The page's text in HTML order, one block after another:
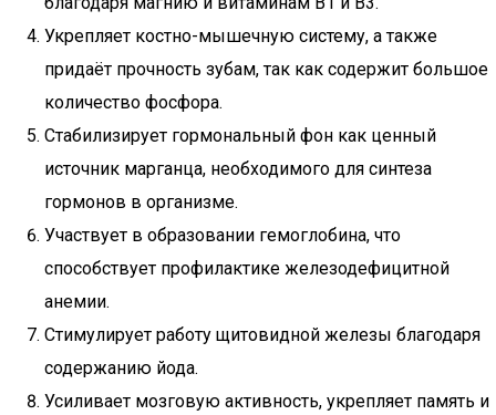
Укрепляет костно-мышечную систему, а также
придаёт прочность зубам, так как содержит большое
количество фосфора.
Стабилизирует гормональный фон как ценный
источник марганца, необходимого для синтеза
гормонов в организме.
Участвует в образовании гемоглобина, что
способствует профилактике железодефицитной
анемии.
Стимулирует работу щитовидной железы благодаря
содержанию йода.
Усиливает мозговую активность, укрепляет память и